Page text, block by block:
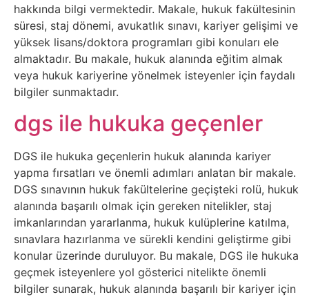
Kim
Kimdir
Kitap
Sanat
Metaverse
Mobil
Müzik
hakkında bilgi vermektedir. Makale, hukuk fakültesinin
süresi, staj dönemi, avukatlık sınavı, kariyer gelişimi ve
yüksek lisans/doktora programları gibi konuları ele
almaktadır. Bu makale, hukuk alanında eğitim almak
veya hukuk kariyerine yönelmek isteyenler için faydalı
bilgiler sunmaktadır.
dgs ile hukuka geçenler
DGS ile hukuka geçenlerin hukuk alanında kariyer
yapma fırsatları ve önemli adımları anlatan bir makale.
DGS sınavının hukuk fakültelerine geçişteki rolü, hukuk
alanında başarılı olmak için gereken nitelikler, staj
imkanlarından yararlanma, hukuk kulüplerine katılma,
sınavlara hazırlanma ve sürekli kendini geliştirme gibi
konular üzerinde duruluyor. Bu makale, DGS ile hukuka
geçmek isteyenlere yol gösterici nitelikte önemli
bilgiler sunarak, hukuk alanında başarılı bir kariyer için